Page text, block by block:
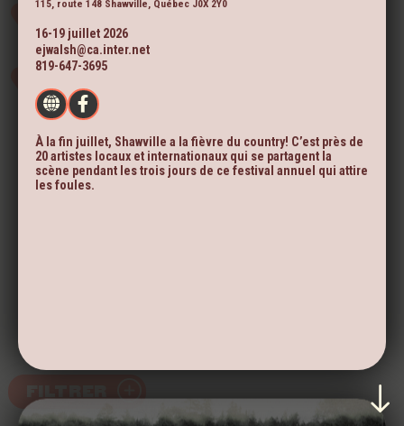
115, route 148 Shawville, Québec J0X 2Y0
16-19 juillet 2026
ejwalsh@ca.inter.net
819-647-3695
À la fin juillet, Shawville a la fièvre du country! C’est près de
20 artistes locaux et internationaux qui se partagent la
scène pendant les trois jours de ce festival annuel qui attire
les foules.